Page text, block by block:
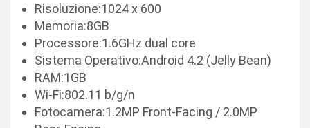
Risoluzione:1024 x 600
Memoria:8GB
Processore:1.6GHz dual core
Sistema Operativo:Android 4.2 (Jelly Bean)
RAM:1GB
Wi-Fi:802.11 b/g/n
Fotocamera:1.2MP Front-Facing / 2.0MP